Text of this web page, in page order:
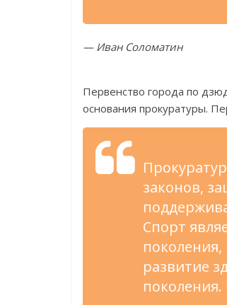
— Иван Соломатин
Первенство города по
основания прокуратуры.
законов,
Спорт
развитие